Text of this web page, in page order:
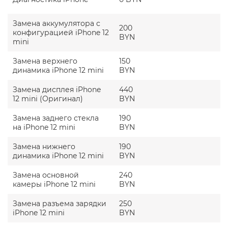
У нас все цены наремонт айфонов
с учетом проведения работ в сервисном центре
Принимаем оплату наличными и банковскими
картами прямо на месте. Оплачивайте ремонт,
Работаем без выходных по удобному графику, с 10
утра до 8 вечера. Успеете привезти айфон даже
А еще у нас удобная и современная зона отдыха с
с конфетами, свежезаваренным кофе из
кофемашины. Вы и не заметите, как пролетит
будет в ваших руках.
Замена аккумулятора с
конфигурацией iPhone 12
mini
200
BYN
Замена верхнего
динамика iPhone 12 mini
150
BYN
Замена дисплея iPhone
12 mini (Оригинал)
440
BYN
Замена заднего стекла
на iPhone 12 mini
190
BYN
Замена нижнего
динамика iPhone 12 mini
190
BYN
Замена основной
камеры iPhone 12 mini
240
BYN
Замена разъема зарядки
iPhone 12 mini
250
BYN